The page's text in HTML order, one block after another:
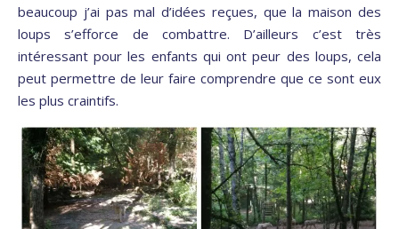
beaucoup j’ai pas mal d’idées reçues, que la maison des
loups s’efforce de combattre. D’ailleurs c’est très
intéressant pour les enfants qui ont peur des loups, cela
peut permettre de leur faire comprendre que ce sont eux
les plus craintifs.